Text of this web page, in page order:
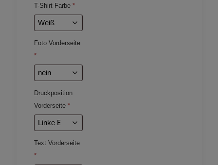
T-Shirt Farbe *
Foto Vorderseite
*
Druckposition
Vorderseite *
Text Vorderseite
*